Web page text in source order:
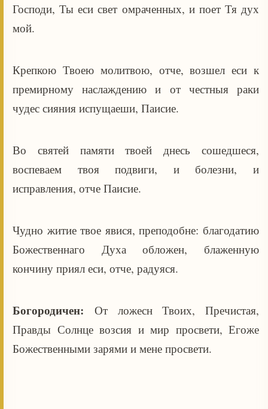
Господи, Ты еси свет омраченных, и поет Тя дух
мой.
Крепкою Твоею молитвою, отче, возшел еси к
премирному наслаждению и от честныя раки
чудес сияния испущаеши, Паисие.
Во святей памяти твоей днесь сошедшеся,
воспеваем твоя подвиги, и болезни, и
исправления, отче Паисие.
Чудно житие твое явися, преподобне: благодатию
Божественнаго Духа обложен, блаженную
кончину приял еси, отче, радуяся.
Богородичен: От ложесн Твоих, Пречистая,
Правды Солнце возсия и мир просвети, Егоже
Божественными зарями и мене просвети.